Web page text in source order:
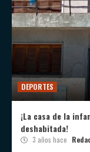
DEPORTES
¡La casa de la
deshabitada!
3 años hace